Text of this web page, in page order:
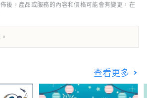
樣的邂逅，我們以「訴說、傳達、連結」
發掘兵庫的好東西，並發布能讓客戶與
內地區的心靈距離拉近的資訊。
後，產品或服務的內容和價格可能會有變更，在
查看更多